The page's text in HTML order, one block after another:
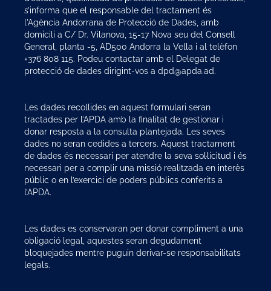
s’informa que el responsable del tractament és
l'Agència Andorrana de Protecció de Dades, amb
domicili a C/ Dr. Vilanova, 15-17 Nova seu del Consell
General, planta -5, AD500 Andorra la Vella i al telèfon
+376 808 115. Podeu contactar amb el Delegat de
protecció de dades dirigint-vos a dpd@apda.ad.
Les dades recollides en aquest formulari seran
tractades per l’APDA amb la finalitat de gestionar i
donar resposta a la consulta plantejada. Les seves
dades no seran cedides a tercers. Aquest tractament
de dades és necessari per atendre la seva sol·licitud i és
necessari per a complir una missió realitzada en interès
públic o en l’exercici de poders públics conferits a
l’APDA.
Les dades es conservaran per donar compliment a una
obligació legal, aquestes seran degudament
bloquejades mentre puguin derivar-se responsabilitats
legals.